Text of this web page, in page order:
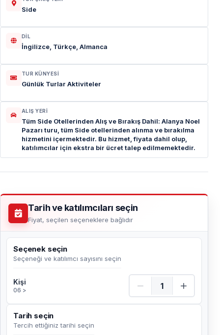
Side
DIL
İngilizce, Türkçe, Almanca
TUR KÜNYESI
Günlük Turlar Aktiviteler
ALIŞ YERI
Tüm Side Otellerinden Alış ve Bırakış Dahil: Alanya Noel
Pazarı turu, tüm Side otellerinden alınma ve bırakılma
hizmetini içermektedir. Bu hizmet, fiyata dahil olup,
katılımcılar için ekstra bir ücret talep edilmemektedir.
Tarih ve katılımcıları seçin
Fiyat, seçilen seçeneklere bağlıdır
Seçenek seçin
Seçeneği ve katılımcı sayısını seçin
Kişi
06 >
Kişi Adet
Tarih seçin
Tercih ettiğiniz tarihi seçin